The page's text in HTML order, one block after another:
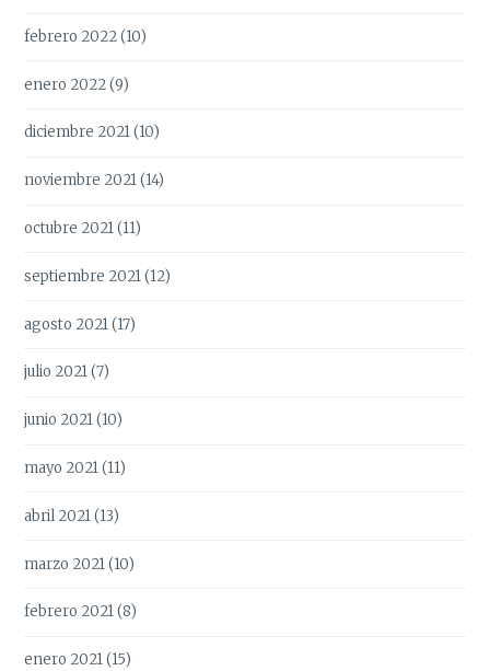
febrero 2022(10)
enero 2022(9)
diciembre 2021(10)
noviembre 2021(14)
octubre 2021(11)
septiembre 2021(12)
agosto 2021(17)
julio 2021(7)
junio 2021(10)
mayo 2021(11)
abril 2021(13)
marzo 2021(10)
febrero 2021(8)
enero 2021(15)